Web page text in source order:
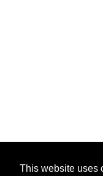
This website uses